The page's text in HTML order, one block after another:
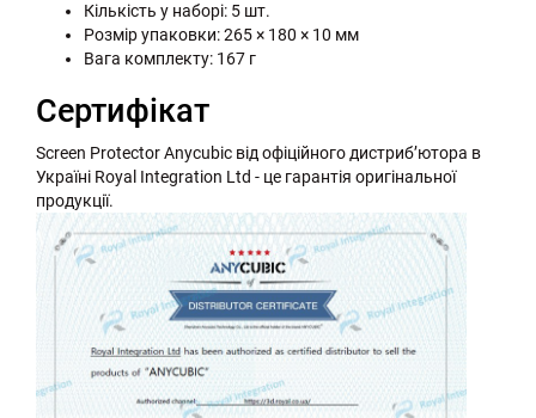
Кількість у наборі: 5 шт.
Розмір упаковки: 265 × 180 × 10 мм
Вага комплекту: 167 г
Сертифікат
Screen Protector Anycubic від офіційного дистриб’ютора в
Україні Royal Integration Ltd - це гарантія оригінальної
продукції.